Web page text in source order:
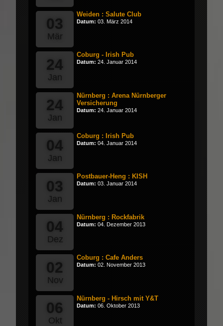
03
Mär
Weiden : Salute Club
Datum: 03. März 2014
24
Jan
Coburg - Irish Pub
Datum: 24. Januar 2014
24
Jan
Nürnberg : Arena Nürnberger
Versicherung
Datum: 24. Januar 2014
04
Jan
Coburg : Irish Pub
Datum: 04. Januar 2014
03
Jan
Postbauer-Heng : KISH
Datum: 03. Januar 2014
04
Dez
Nürnberg : Rockfabrik
Datum: 04. Dezember 2013
02
Nov
Coburg : Cafe Anders
Datum: 02. November 2013
06
Okt
Nürnberg - Hirsch mit Y&T
Datum: 06. Oktober 2013